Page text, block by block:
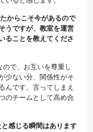
からこそ今があるので
うですが、教室を運営
ることを教えてくださ
で、お互いを尊重し
少ない分、関係性がそ
んです。言ってしまえ
のチームとして高め合
感じる瞬間はあります